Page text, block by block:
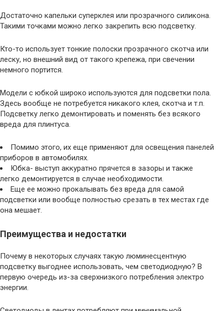
Достаточно капельки суперклея или прозрачного силикона.
Такими точками можно легко закрепить всю подсветку.
Кто-то использует тонкие полоски прозрачного скотча или
леску, но внешний вид от такого крепежа, при свечении
немного портится.
Модели с юбкой широко используются для подсветки пола.
Здесь вообще не потребуется никакого клея, скотча и т.п.
Подсветку легко демонтировать и поменять без всякого
вреда для плинтуса.
Помимо этого, их еще применяют для освещения панелей
приборов в автомобилях.
Юбка- выступ аккуратно прячется в зазоры и также
легко демонтируется в случае необходимости.
Еще ее можно прокалывать без вреда для самой
подсветки или вообще полностью срезать в тех местах где
она мешает.
Преимущества и недостатки
Почему в некоторых случаях такую люминесцентную
подсветку выгоднее использовать, чем светодиодную? В
первую очередь из-за сверхнизкого потребления электро
энергии.